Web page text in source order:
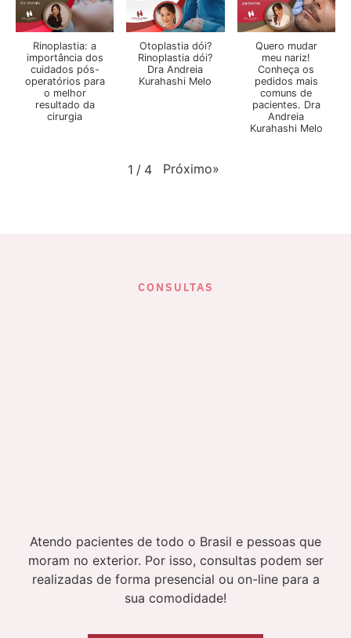
Rinoplastia: a
importância dos
cuidados pós-
operatórios para
o melhor
resultado da
cirurgia
Otoplastia dói?
Rinoplastia dói?
Dra Andreia
Kurahashi Melo
Quero mudar
meu nariz!
Conheça os
pedidos mais
comuns de
pacientes. Dra
Andreia
Kurahashi Melo
1 / 4 Próximo»
CONSULTAS
Atendo pacientes de todo o Brasil e pessoas que
moram no exterior. Por isso, consultas podem ser
realizadas de forma presencial ou on-line para a
sua comodidade!